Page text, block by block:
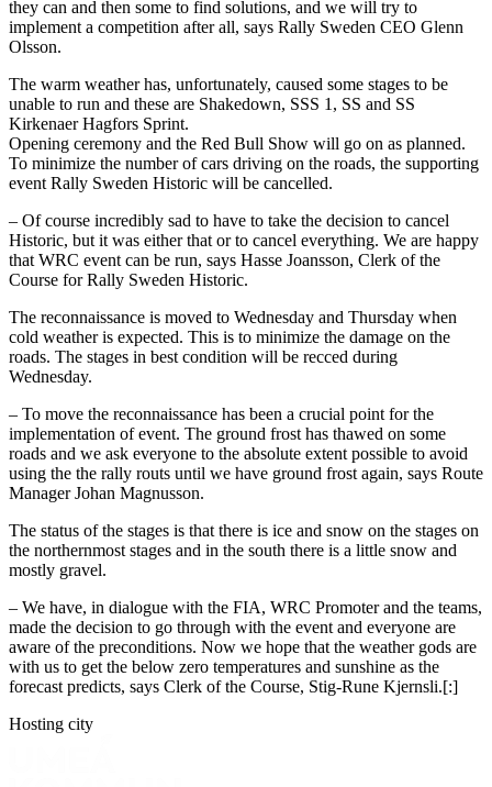
they can and then some to find solutions, and we will try to
implement a competition after all, says Rally Sweden CEO Glenn
Olsson.
The warm weather has, unfortunately, caused some stages to be
unable to run and these are Shakedown, SSS 1, SS and SS
Kirkenaer Hagfors Sprint.
Opening ceremony and the Red Bull Show will go on as planned.
To minimize the number of cars driving on the roads, the supporting
event Rally Sweden Historic will be cancelled.
– Of course incredibly sad to have to take the decision to cancel
Historic, but it was either that or to cancel everything. We are happy
that WRC event can be run, says Hasse Joansson, Clerk of the
Course for Rally Sweden Historic.
The reconnaissance is moved to Wednesday and Thursday when
cold weather is expected. This is to minimize the damage on the
roads. The stages in best condition will be recced during
Wednesday.
– To move the reconnaissance has been a crucial point for the
implementation of event. The ground frost has thawed on some
roads and we ask everyone to the absolute extent possible to avoid
using the the rally routs until we have ground frost again, says Route
Manager Johan Magnusson.
The status of the stages is that there is ice and snow on the stages on
the northernmost stages and in the south there is a little snow and
mostly gravel.
– We have, in dialogue with the FIA, ​​WRC Promoter and the teams,
made the decision to go through with the event and everyone are
aware of the preconditions. Now we hope that the weather gods are
with us to get the below zero temperatures and sunshine as the
forecast predicts, says Clerk of the Course, Stig-Rune Kjernsli.[:]
Hosting city